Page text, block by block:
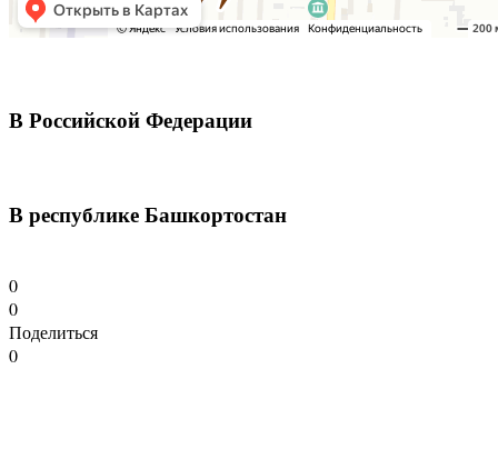
В Российской Федерации
В республике Башкортостан
0
0
Поделиться
0